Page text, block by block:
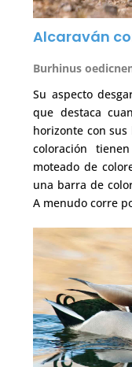
Alcaraván
Burhinus
Su aspecto
que destaca
horizonte con sus
coloración
moteado de
una barra de
A menudo corre